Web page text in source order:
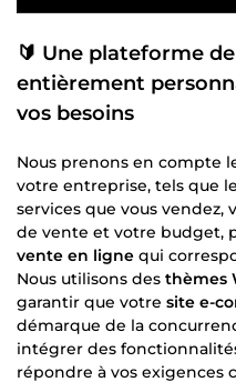
🔰 Une plateforme de
entièrement
vos besoins
Nous prenons en compte
votre entreprise, tels que
services que vous
de vente et votre budget,
vente en ligne qui
Nous utilisons des thèmes
garantir que votre site e-
démarque de la
intégrer des
répondre à vos exigences